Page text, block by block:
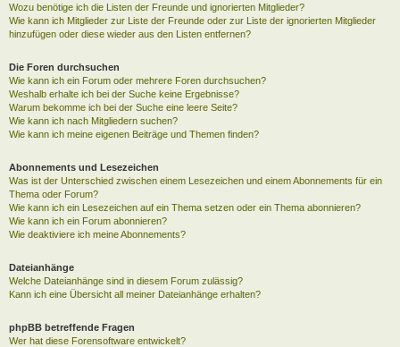
Wozu benötige ich die Listen der Freunde und ignorierten Mitglieder?
Wie kann ich Mitglieder zur Liste der Freunde oder zur Liste der ignorierten Mitglieder
hinzufügen oder diese wieder aus den Listen entfernen?
Die Foren durchsuchen
Wie kann ich ein Forum oder mehrere Foren durchsuchen?
Weshalb erhalte ich bei der Suche keine Ergebnisse?
Warum bekomme ich bei der Suche eine leere Seite?
Wie kann ich nach Mitgliedern suchen?
Wie kann ich meine eigenen Beiträge und Themen finden?
Abonnements und Lesezeichen
Was ist der Unterschied zwischen einem Lesezeichen und einem Abonnements für ein
Thema oder Forum?
Wie kann ich ein Lesezeichen auf ein Thema setzen oder ein Thema abonnieren?
Wie kann ich ein Forum abonnieren?
Wie deaktiviere ich meine Abonnements?
Dateianhänge
Welche Dateianhänge sind in diesem Forum zulässig?
Kann ich eine Übersicht all meiner Dateianhänge erhalten?
phpBB betreffende Fragen
Wer hat diese Forensoftware entwickelt?